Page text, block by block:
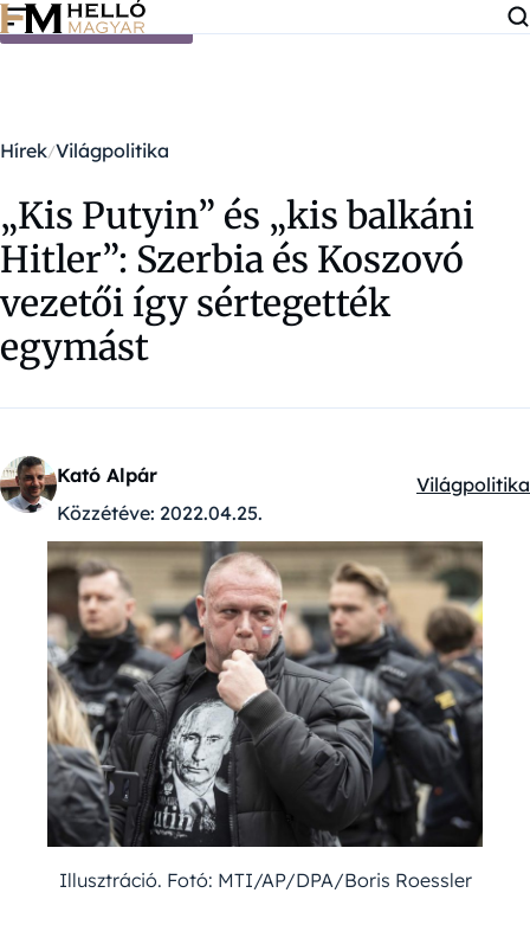
Ugrás a tartalomra
Hírek Világpolitika
„Kis Putyin” és „kis balkáni
Hitler”: Szerbia és Koszovó
vezetői így sértegették
egymást
Kató Alpár
Közzétéve: 2022.04.25.
Kategóriák:
Világpolitika
Illusztráció. Fotó: MTI/AP/DPA/Boris Roessler